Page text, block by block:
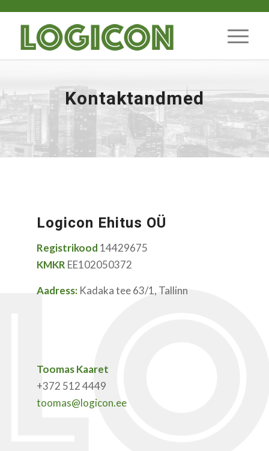
Kontaktandmed
Logicon Ehitus OÜ
Registrikood 14429675
KMKR EE102050372
Aadress:Kadaka tee 63/1, Tallinn
Toomas Kaaret
+372 512 4449
toomas@logicon.ee